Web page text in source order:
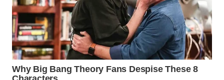
WN
KALTIM
WN
SULSEL